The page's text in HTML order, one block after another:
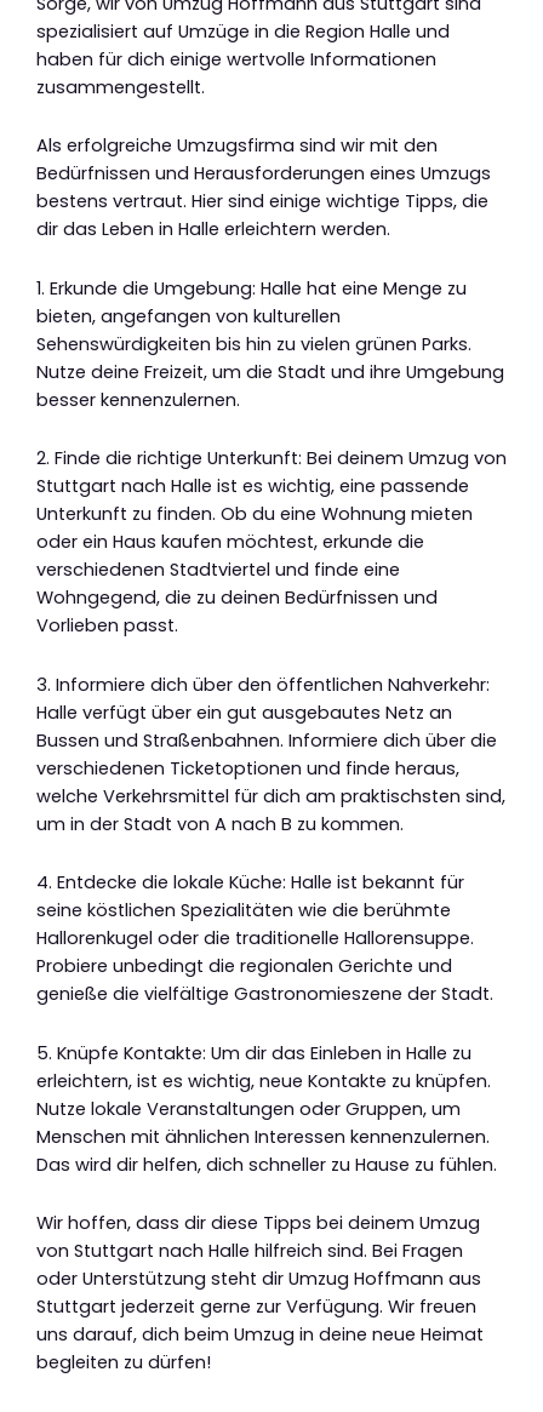
spezialisiert auf Umzüge in die Region Halle und
haben für dich einige wertvolle Informationen
zusammengestellt.
Als erfolgreiche Umzugsfirma sind wir mit den
Bedürfnissen und Herausforderungen eines Umzugs
bestens vertraut. Hier sind einige wichtige Tipps, die
dir das Leben in Halle erleichtern werden.
1. Erkunde die Umgebung: Halle hat eine Menge zu
bieten, angefangen von kulturellen
Sehenswürdigkeiten bis hin zu vielen grünen Parks.
Nutze deine Freizeit, um die Stadt und ihre Umgebung
besser kennenzulernen.
2. Finde die richtige Unterkunft: Bei deinem Umzug von
Stuttgart nach Halle ist es wichtig, eine passende
Unterkunft zu finden. Ob du eine Wohnung mieten
oder ein Haus kaufen möchtest, erkunde die
verschiedenen Stadtviertel und finde eine
Wohngegend, die zu deinen Bedürfnissen und
Vorlieben passt.
3. Informiere dich über den öffentlichen Nahverkehr:
Halle verfügt über ein gut ausgebautes Netz an
Bussen und Straßenbahnen. Informiere dich über die
verschiedenen Ticketoptionen und finde heraus,
welche Verkehrsmittel für dich am praktischsten sind,
um in der Stadt von A nach B zu kommen.
4. Entdecke die lokale Küche: Halle ist bekannt für
seine köstlichen Spezialitäten wie die berühmte
Hallorenkugel oder die traditionelle Hallorensuppe.
Probiere unbedingt die regionalen Gerichte und
genieße die vielfältige Gastronomieszene der Stadt.
5. Knüpfe Kontakte: Um dir das Einleben in Halle zu
erleichtern, ist es wichtig, neue Kontakte zu knüpfen.
Nutze lokale Veranstaltungen oder Gruppen, um
Menschen mit ähnlichen Interessen kennenzulernen.
Das wird dir helfen, dich schneller zu Hause zu fühlen.
Wir hoffen, dass dir diese Tipps bei deinem Umzug
von Stuttgart nach Halle hilfreich sind. Bei Fragen
oder Unterstützung steht dir Umzug Hoffmann aus
Stuttgart jederzeit gerne zur Verfügung. Wir freuen
uns darauf, dich beim Umzug in deine neue Heimat
begleiten zu dürfen!